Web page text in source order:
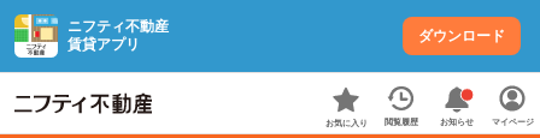
ニフティ不動産
賃貸アプリ
ダウンロード
お気に入り 閲覧履歴 お知らせ マイページ